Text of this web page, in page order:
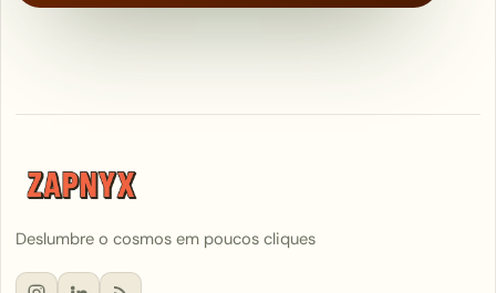
Deslumbre o cosmos em poucos cliques